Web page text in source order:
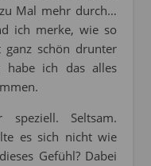
Mal mehr durch…
ich merke, wie so
schön drunter
ich das alles
Seltsam.
es sich nicht wie
Gefühl? Dabei